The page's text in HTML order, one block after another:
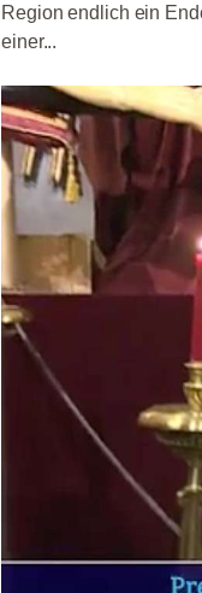
Region endlich ein
einer...